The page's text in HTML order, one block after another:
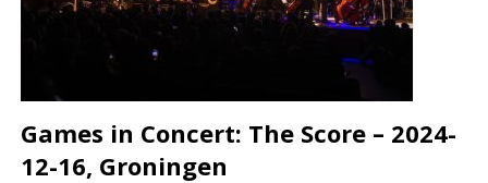
Games in Concert: The Score – 2024-
12-16, Groningen